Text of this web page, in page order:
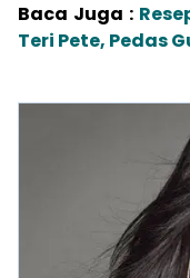
Baca Juga :
Teri Pete, Pedas